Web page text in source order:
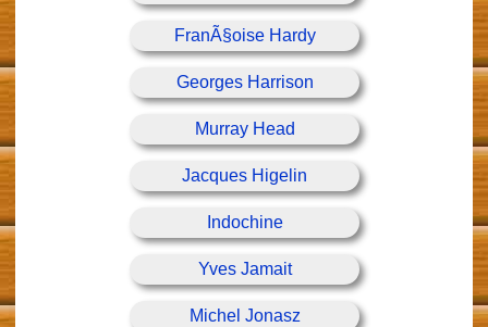
FranÃ§oise Hardy
Georges Harrison
Murray Head
Jacques Higelin
Indochine
Yves Jamait
Michel Jonasz